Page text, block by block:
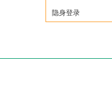
隐身登录